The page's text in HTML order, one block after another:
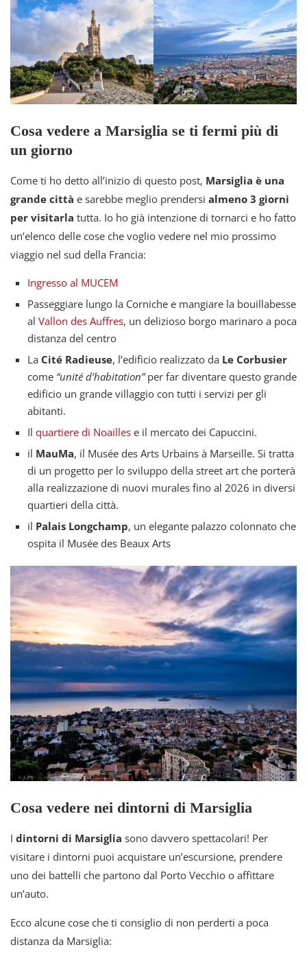
Cosa vedere a Marsiglia se ti fermi più di
un giorno
Come ti ho detto all’inizio di questo post, Marsiglia è una
grande città e sarebbe meglio prendersi almeno 3 giorni
per visitarla tutta. Io ho già intenzione di tornarci e ho fatto
un’elenco delle cose che voglio vedere nel mio prossimo
viaggio nel sud della Francia:
Ingresso al MUCEM
Passeggiare lungo la Corniche e mangiare la bouillabesse
al Vallon des Auffres, un delizioso borgo marinaro a poca
distanza del centro
La Cité Radieuse, l’edificio realizzato da Le Corbusier
come “unité d’habitation”per far diventare questo grande
edificio un grande villaggio con tutti i servizi per gli
abitanti.
Il quartiere di Noailles e il mercato dei Capuccini.
il MauMa, il Musée des Arts Urbains à Marseille. Si tratta
di un progetto per lo sviluppo della street art che porterà
alla realizzazione di nuovi murales fino al 2026 in diversi
quartieri della città.
il Palais Longchamp, un elegante palazzo colonnato che
ospita il Musée des Beaux Arts
Cosa vedere nei dintorni di Marsiglia
I dintorni di Marsiglia sono davvero spettacolari! Per
visitare i dintorni puoi acquistare un’escursione, prendere
uno dei battelli che partono dal Porto Vecchio o affittare
un’auto.
Ecco alcune cose che ti consiglio di non perderti a poca
distanza da Marsiglia: